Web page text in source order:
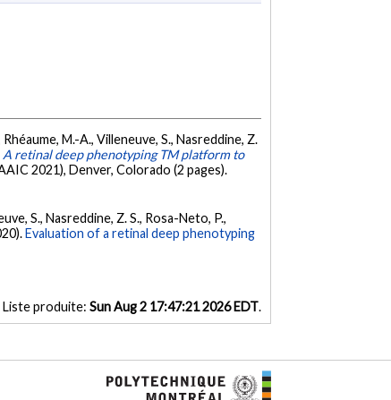
M.-A., Villeneuve, S., Nasreddine, Z.
A retinal deep phenotyping TM platform to
2021), Denver, Colorado (2 pages).
S., Nasreddine, Z. S., Rosa-Neto, P.,
Evaluation of a retinal deep phenotyping
Liste produite: Sun Aug 2 17:47:21 2026 EDT.